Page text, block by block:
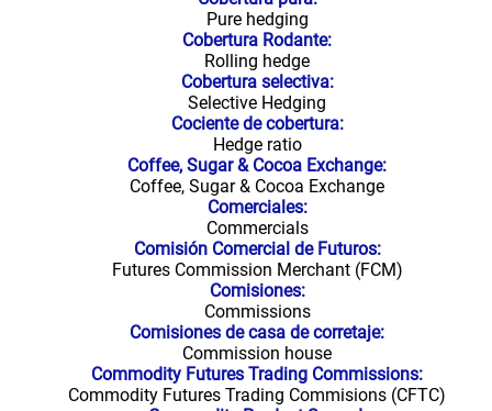
Pure hedging
Cobertura Rodante:
Rolling hedge
Cobertura selectiva:
Selective Hedging
Cociente de cobertura:
Hedge ratio
Coffee, Sugar & Cocoa Exchange:
Coffee, Sugar & Cocoa Exchange
Comerciales:
Commercials
Comisión Comercial de Futuros:
Futures Commission Merchant (FCM)
Comisiones:
Commissions
Comisiones de casa de corretaje:
Commission house
Commodity Futures Trading Commissions:
Commodity Futures Trading Commisions (CFTC)